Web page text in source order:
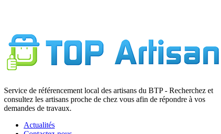
Service de référencement local des artisans du BTP - Recherchez et
consultez les artisans proche de chez vous afin de répondre à vos
demandes de travaux.
Actualités